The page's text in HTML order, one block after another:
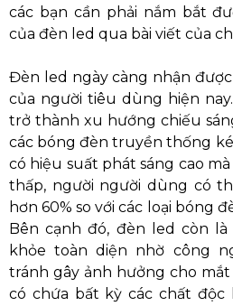
các bạn cần phải nắm bắt
của đèn led qua bài viết của
Đèn led ngày càng nhận
của người tiêu dùng hiện
trở thành xu hướng chiếu
các bóng đèn truyền thống
có hiệu suất phát sáng cao
thấp, người người dùng có
hơn 60% so với các loại bóng
Bên cạnh đó, đèn led còn là
khỏe toàn diện nhờ công
tránh gây ảnh hưởng cho mắt
có chứa bất kỳ các chất độc